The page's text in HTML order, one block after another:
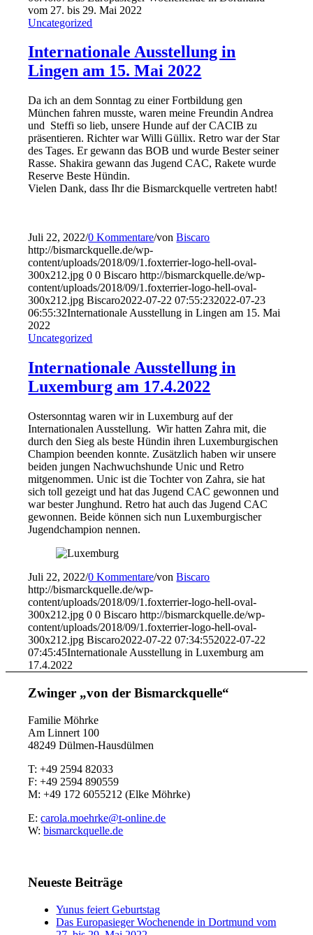
vom 27. bis 29. Mai 2022
Uncategorized
Internationale Ausstellung in
Lingen am 15. Mai 2022
Da ich an dem Sonntag zu einer Fortbildung gen
München fahren musste, waren meine Freundin Andrea
und Steffi so lieb, unsere Hunde auf der CACIB zu
präsentieren. Richter war Willi Güllix. Retro war der Star
des Tages. Er gewann das BOB und wurde Bester seiner
Rasse. Shakira gewann das Jugend CAC, Rakete wurde
Reserve Beste Hündin.
Vielen Dank, dass Ihr die Bismarckquelle vertreten habt!
Juli 22, 2022/0 Kommentare/vonBiscaro
http://bismarckquelle.de/wp-
content/uploads/2018/09/1.foxterrier-logo-hell-oval-
300x212.jpg 0 0 Biscaro http://bismarckquelle.de/wp-
content/uploads/2018/09/1.foxterrier-logo-hell-oval-
300x212.jpg Biscaro2022-07-22 07:55:232022-07-23
06:55:32Internationale Ausstellung in Lingen am 15. Mai
2022
Uncategorized
Internationale Ausstellung in
Luxemburg am 17.4.2022
Ostersonntag waren wir in Luxemburg auf der
Internationalen Ausstellung. Wir hatten Zahra mit, die
durch den Sieg als beste Hündin ihren Luxemburgischen
Champion beenden konnte. Zusätzlich haben wir unsere
beiden jungen Nachwuchshunde Unic und Retro
mitgenommen. Unic ist die Tochter von Zahra, sie hat
sich toll gezeigt und hat das Jugend CAC gewonnen und
war bester Junghund. Retro hat auch das Jugend CAC
gewonnen. Beide können sich nun Luxemburgischer
Jugendchampion nennen.
Juli 22, 2022/0 Kommentare/vonBiscaro
http://bismarckquelle.de/wp-
content/uploads/2018/09/1.foxterrier-logo-hell-oval-
300x212.jpg 0 0 Biscaro http://bismarckquelle.de/wp-
content/uploads/2018/09/1.foxterrier-logo-hell-oval-
300x212.jpg Biscaro2022-07-22 07:34:552022-07-22
07:45:45Internationale Ausstellung in Luxemburg am
17.4.2022
Zwinger „von der Bismarckquelle“
Familie Möhrke
Am Linnert 100
48249 Dülmen-Hausdülmen
T: +49 2594 82033
F: +49 2594 890559
M: +49 172 6055212 (Elke Möhrke)
E:carola.moehrke@t-online.de
W:bismarckquelle.de
Neueste Beiträge
Yunus feiert Geburtstag
Das Europasieger Wochenende in Dortmund vom